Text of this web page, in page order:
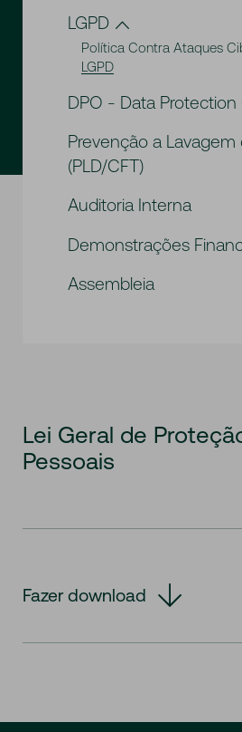
Resumo de Atividades da
LGPD
Política Contra Ataques
LGPD
DPO - Data Protection
Prevenção a Lavagem
(PLD/CFT)
Auditoria Interna
Demonstrações
Assembleia
Lei Geral de
Pessoais
Fazer download